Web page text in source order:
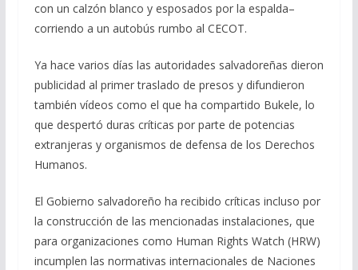
con un calzón blanco y esposados por la espalda–
corriendo a un autobús rumbo al CECOT.
Ya hace varios días las autoridades salvadoreñas dieron
publicidad al primer traslado de presos y difundieron
también vídeos como el que ha compartido Bukele, lo
que despertó duras críticas por parte de potencias
extranjeras y organismos de defensa de los Derechos
Humanos.
El Gobierno salvadoreño ha recibido críticas incluso por
la construcción de las mencionadas instalaciones, que
para organizaciones como Human Rights Watch (HRW)
incumplen las normativas internacionales de Naciones